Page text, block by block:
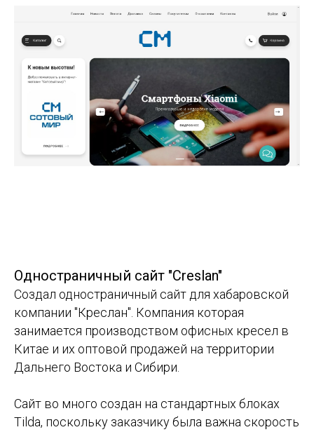
Одностраничный сайт "Creslan"
Создал одностраничный сайт для хабаровской
компании "Креслан". Компания которая
занимается производством офисных кресел в
Китае и их оптовой продажей на территории
Дальнего Востока и Сибири.
Сайт во много создан на стандартных блоках
Tilda, поскольку заказчику была важна скорость